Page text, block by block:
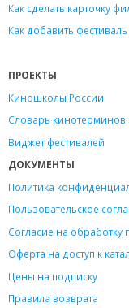
Как сделать карточку
Как добавить фестиваль
ПРОЕКТЫ
Киношколы России
Словарь кинотерминов
Виджет фестивалей
ДОКУМЕНТЫ
Политика
Пользовательское
Согласие на
Оферта на доступ к
Цены на подписку
Правила возврата